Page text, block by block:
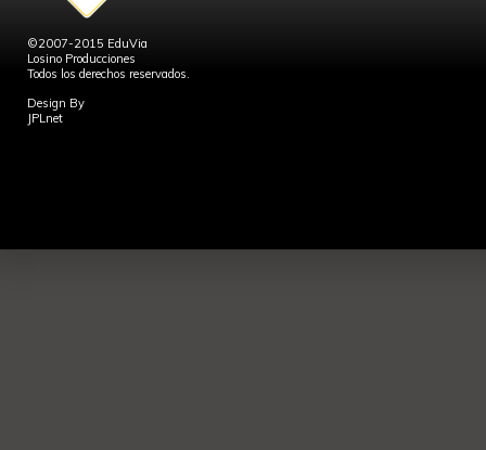
©2007-2015 EduVia
Losino Producciones
Todos los derechos reservados.
Design By
JPLnet